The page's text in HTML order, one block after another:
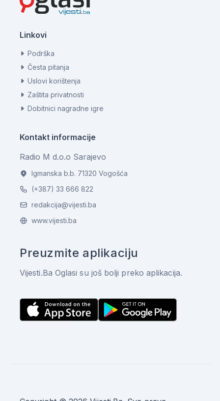
Linkovi
Podrška
Česta pitanja
Uslovi korištenja
Zaštita privatnosti
Dobitnici nagradne igre
Kontakt informacije
Radio M d.o.o Sarajevo
Igmanska b.b. 71320 Vogošća
(+387) 33 666 822
redakcija@vijesti.ba
www.vijesti.ba
Preuzmite aplikaciju
Vijesti.Ba Oglasi su još bolji preko aplikacija.